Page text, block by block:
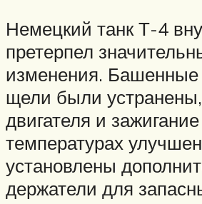
Немецкий танк Т-4
претерпел
изменения.
щели были
двигателя и
температурах
установлены
держатели для